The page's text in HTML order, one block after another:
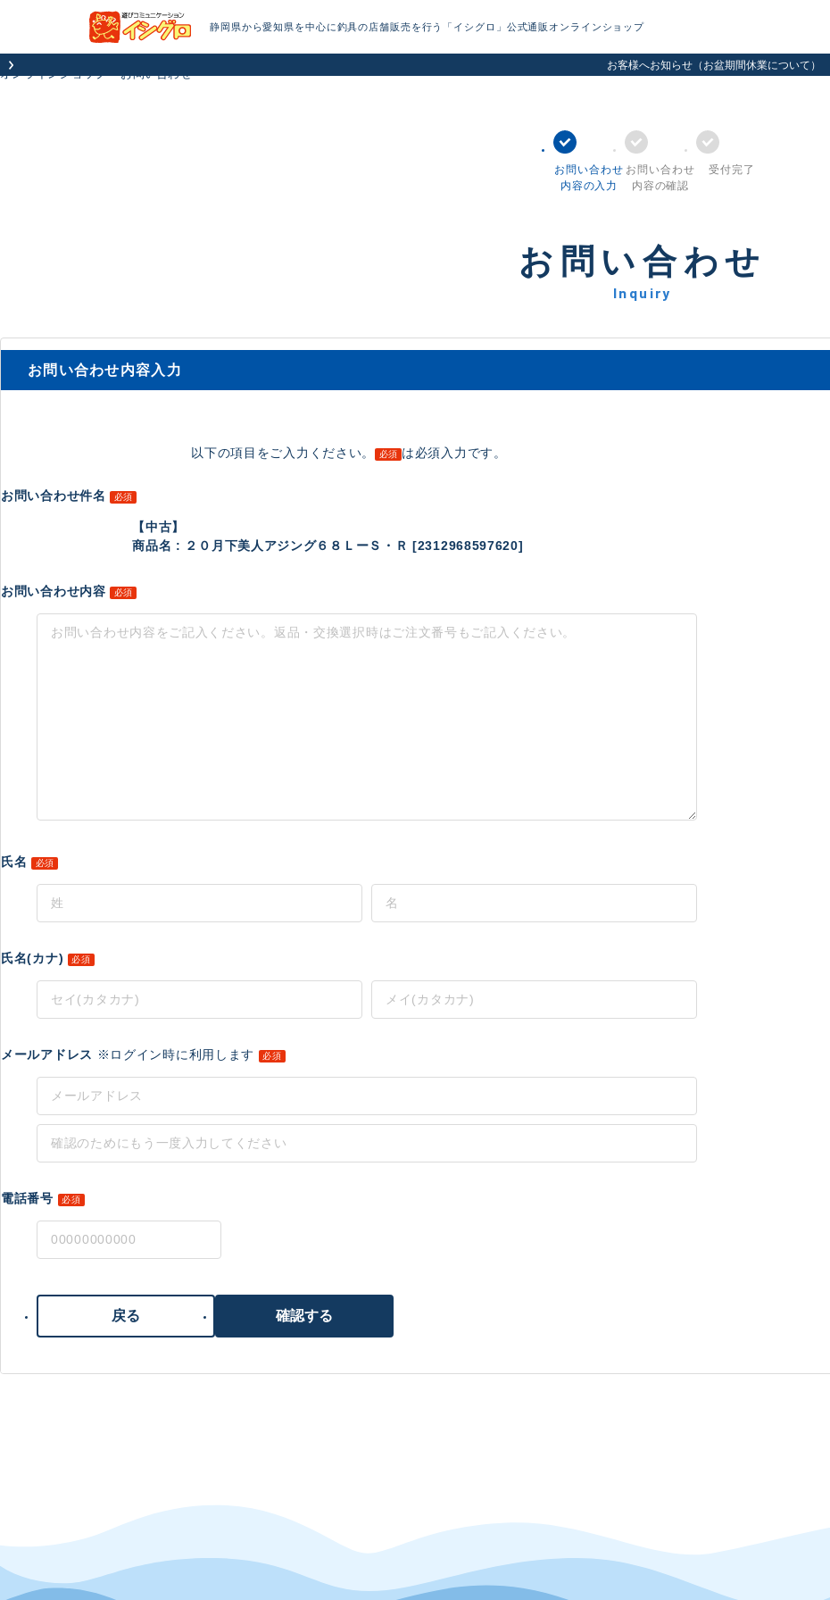
静岡県から愛知県を中心に釣具の店舗販売を行う「イシグロ」公式通販オンラインショップ
お客様へお知らせ（お盆期間休業について）
オンラインショップ お問い合わせ
お問い合わせ
内容の入力
お問い合わせ
内容の確認
受付完了
お問い合わせ
Inquiry
お問い合わせ内容入力
以下の項目をご入力ください。 必須 は必須入力です。
お問い合わせ件名 必須
【中古】
商品名 : ２０月下美人アジング６８ＬーＳ・Ｒ [2312968597620]
お問い合わせ内容 必須
氏名 必須
氏名(カナ) 必須
メールアドレス ※ログイン時に利用します 必須
電話番号 必須
戻る 確認する